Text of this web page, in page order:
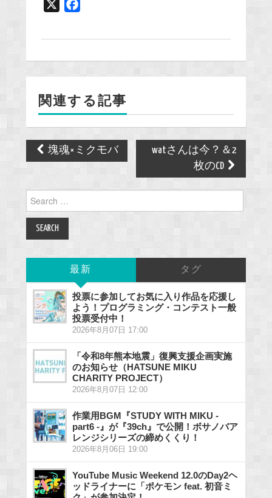
o
k
関連する記事
Post
navigation
塊魂×ミクモバ
watさんは今？＆2
枚のCD
for:
最新 タグ
投票に参加してお気に入り作品を応援し
よう！プログラミング・コンテスト一般
投票受付中！
2026年8月07日 17:00
「令和8年熊本地震」復興支援企画実施
のお知らせ（HATSUNE MIKU
CHARITY PROJECT）
2026年8月07日 12:00
作業用BGM『STUDY WITH MIKU -
part6 -』が『39ch』で公開！ボサノバア
レンジシリーズの締めくくり！
2026年8月06日 19:00
YouTube Music Weekend 12.0のDay2ヘ
ッドライナーに「ポケモン feat. 初音ミ